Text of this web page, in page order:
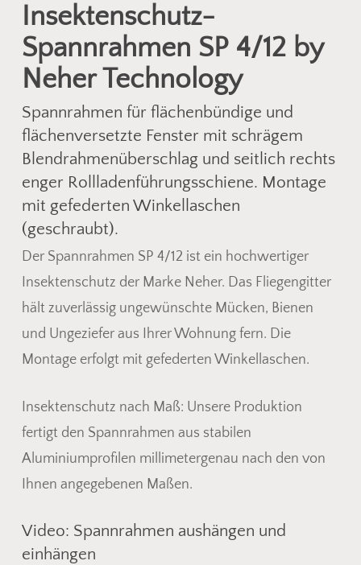
Insektenschutz-
Spannrahmen SP 4/12 by
Neher Technology
Spannrahmen für flächenbündige und
flächenversetzte Fenster mit schrägem
Blendrahmenüberschlag und seitlich rechts
enger Rollladenführungsschiene. Montage
mit gefederten Winkellaschen
(geschraubt).
Der Spannrahmen SP 4/12 ist ein hochwertiger
Insektenschutz der Marke Neher. Das Fliegengitter
hält zuverlässig ungewünschte Mücken, Bienen
und Ungeziefer aus Ihrer Wohnung fern. Die
Montage erfolgt mit gefederten Winkellaschen.
Insektenschutz nach Maß: Unsere Produktion
fertigt den Spannrahmen aus stabilen
Aluminiumprofilen millimetergenau nach den von
Ihnen angegebenen Maßen.
Video: Spannrahmen aushängen und
einhängen